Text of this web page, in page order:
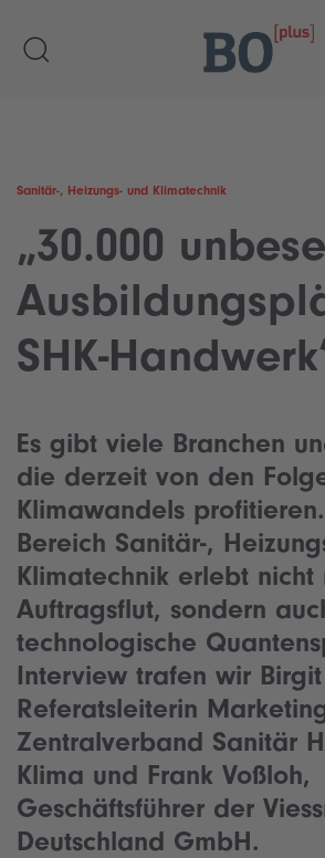
links
content
Sanitär-, Heizungs- und Klimatechnik
„30.000
SHK-
Es gibt viele Branchen
die derzeit von den
Klimawandels
Bereich Sanitär-,
Klimatechnik erlebt nicht
Auftragsflut, sondern
technologische
Interview trafen wir Birgit
Referatsleiterin
Zentralverband Sanitär
Klima und Frank Voßloh,
Geschäftsführer der
Deutschland GmbH.